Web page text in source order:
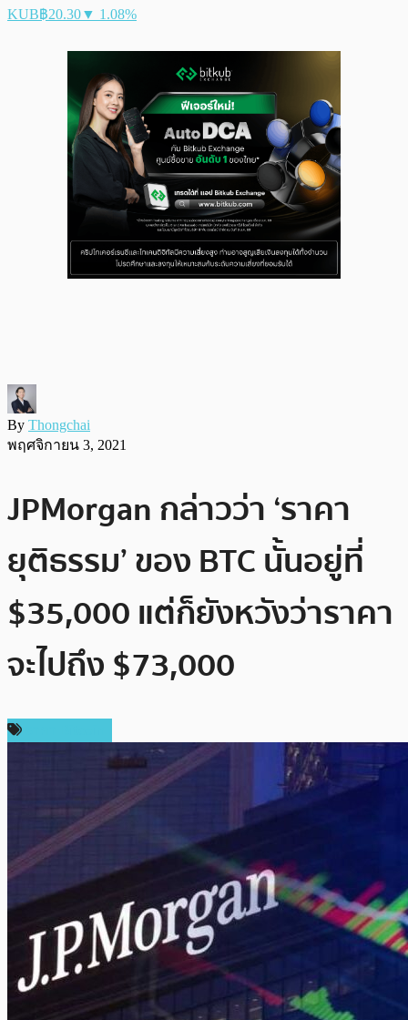
KUB฿20.30▼ 1.08%
By Thongchai
พฤศจิกายน 3, 2021
JPMorgan กล่าวว่า ‘ราคา
ยุติธรรม’ ของ BTC นั้นอยู่ที่
$35,000 แต่ก็ยังหวังว่าราคา
จะไปถึง $73,000